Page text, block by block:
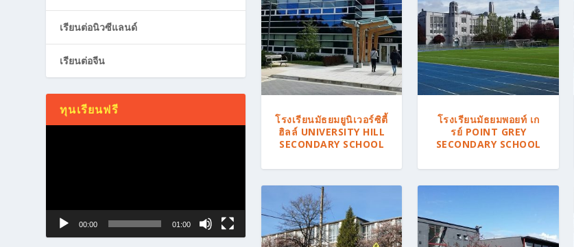
b
y
l
a
e
t
โรงเรียนมัธยมยูนิเวอร์ซิตี้
ฮิลล์ UNIVERSITY HILL
SECONDARY SCHOOL
โรงเรียนมัธยมพอยท์ เก
รย์ POINT GREY
SECONDARY SCHOOL
เรียนต่อนิวซีแลนด์
เรียนต่อจีน
ทุนเรียนฟรี
00:00 01:00